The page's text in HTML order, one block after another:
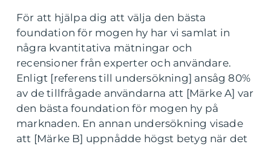
För att hjälpa dig att välja den bästa
foundation för mogen hy har vi samlat in
några kvantitativa mätningar och
recensioner från experter och användare.
Enligt [referens till undersökning] ansåg 80%
av de tillfrågade användarna att [Märke A] var
den bästa foundation för mogen hy på
marknaden. En annan undersökning visade
att [Märke B] uppnådde högst betyg när det